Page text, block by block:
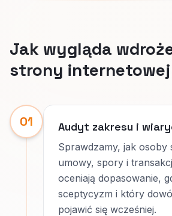
Jak wygląda
strony internetowej
01 Audyt zakresu i
Sprawdzamy, jak osoby
umowy, spory i
oceniają dopasowanie,
sceptycyzm i który
pojawić się wcześniej.